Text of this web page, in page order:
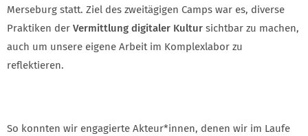
Merseburg statt. Ziel des zweitägigen Camps war es, diverse
Praktiken der Vermittlung digitaler Kultur sichtbar zu machen,
auch um unsere eigene Arbeit im Komplexlabor zu
reflektieren.
So konnten wir engagierte Akteur*innen, denen wir im Laufe